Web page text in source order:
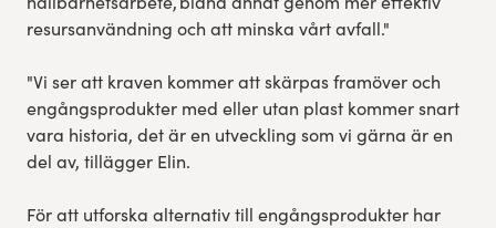
resursanvändning och att minska vårt avfall."
"Vi ser att kraven kommer att skärpas framöver och
engångsprodukter med eller utan plast kommer snart
vara historia, det är en utveckling som vi gärna är en
del av, tillägger Elin.
För att utforska alternativ till engångsprodukter har